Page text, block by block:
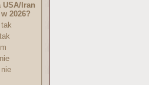
USA/Iran
2026?